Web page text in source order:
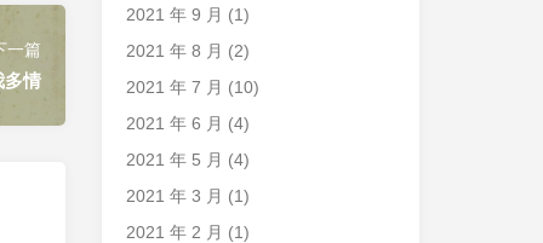
一篇
多情
2021 年 9 月 (1)
2021 年 8 月 (2)
2021 年 7 月 (10)
2021 年 6 月 (4)
2021 年 5 月 (4)
2021 年 3 月 (1)
2021 年 2 月 (1)